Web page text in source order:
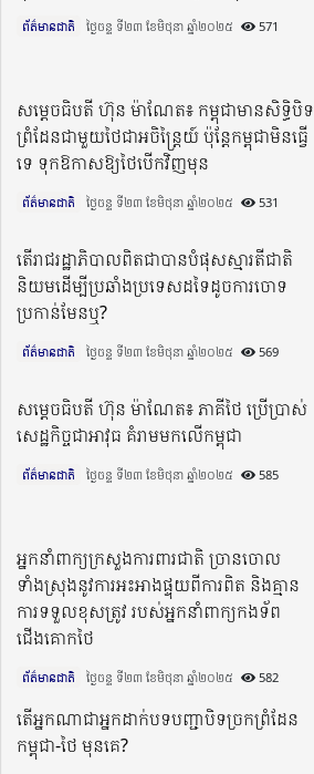
ព័ត៌មានជាតិ ថ្ងៃចន្ទ ទី២៣ ខែមិថុនា ឆ្នាំ២០២៥​ 571
សម្តេចធិបតី ហ៊ុន ម៉ាណែត៖ កម្ពុជាមានសិទ្ធិបិទ
ព្រំដែនជាមួយថៃជាអចិន្រ្តៃយ៍ ប៉ុន្តែកម្ពុជាមិនធ្វើ
ទេ ទុកឱកាសឱ្យថៃបើកវិញមុន
ព័ត៌មានជាតិ ថ្ងៃចន្ទ ទី២៣ ខែមិថុនា ឆ្នាំ២០២៥​ 531
តើរាជរដ្ឋាភិបាលពិតជាបានបំផុសស្មារតីជាតិ
និយមដើម្បីប្រឆាំងប្រទេសដទៃដូចការចោទ
ប្រកាន់មែនឬ?
ព័ត៌មានជាតិ ថ្ងៃចន្ទ ទី២៣ ខែមិថុនា ឆ្នាំ២០២៥​ 569
សម្តេចធិបតី ហ៊ុន ម៉ាណែត៖ ភាគីថៃ ប្រើប្រាស់
សេដ្ឋកិច្ចជាអាវុធ គំរាមមកលើកម្ពុជា
ព័ត៌មានជាតិ ថ្ងៃចន្ទ ទី២៣ ខែមិថុនា ឆ្នាំ២០២៥​ 585
អ្នកនាំពាក្យក្រសួងការពារជាតិ ច្រាន​ចោល​
ទាំងស្រុង​នូវការ​អះ​អាង​ផ្ទុយពីការពិត និងគ្មាន
ការទទួលខុសត្រូវ របស់​អ្នក​នាំ​ពាក្យ​កងទ័ព
ជើងគោកថៃ
ព័ត៌មានជាតិ ថ្ងៃចន្ទ ទី២៣ ខែមិថុនា ឆ្នាំ២០២៥​ 582
តើអ្នកណាជាអ្នកដាក់បទបញ្ជាបិទច្រកព្រំដែន
កម្ពុជា-ថៃ មុនគេ?